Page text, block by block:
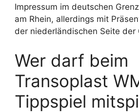
Impressum im deutschen
am Rhein, allerdings mit
der niederländischen Seite der
Wer darf beim
Transoplast
Tippspiel